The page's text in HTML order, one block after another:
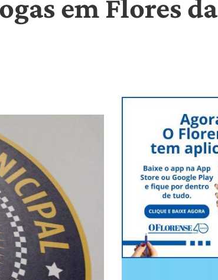
em Flores da